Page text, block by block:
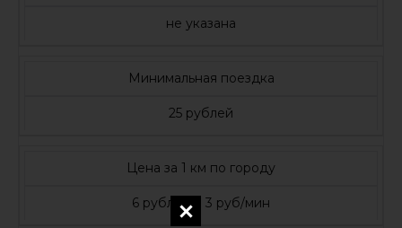
не указана
Минимальная поездка
25 рублей
Цена за 1 км по городу
6 рублей и 3 руб/мин